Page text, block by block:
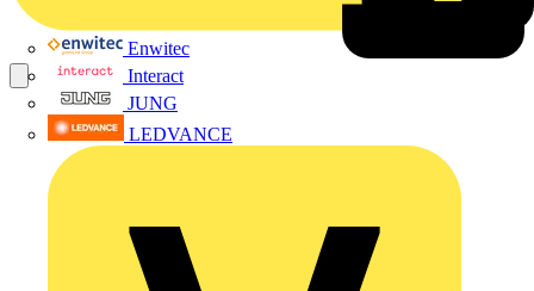
Enwitec
Interact
JUNG
LEDVANCE